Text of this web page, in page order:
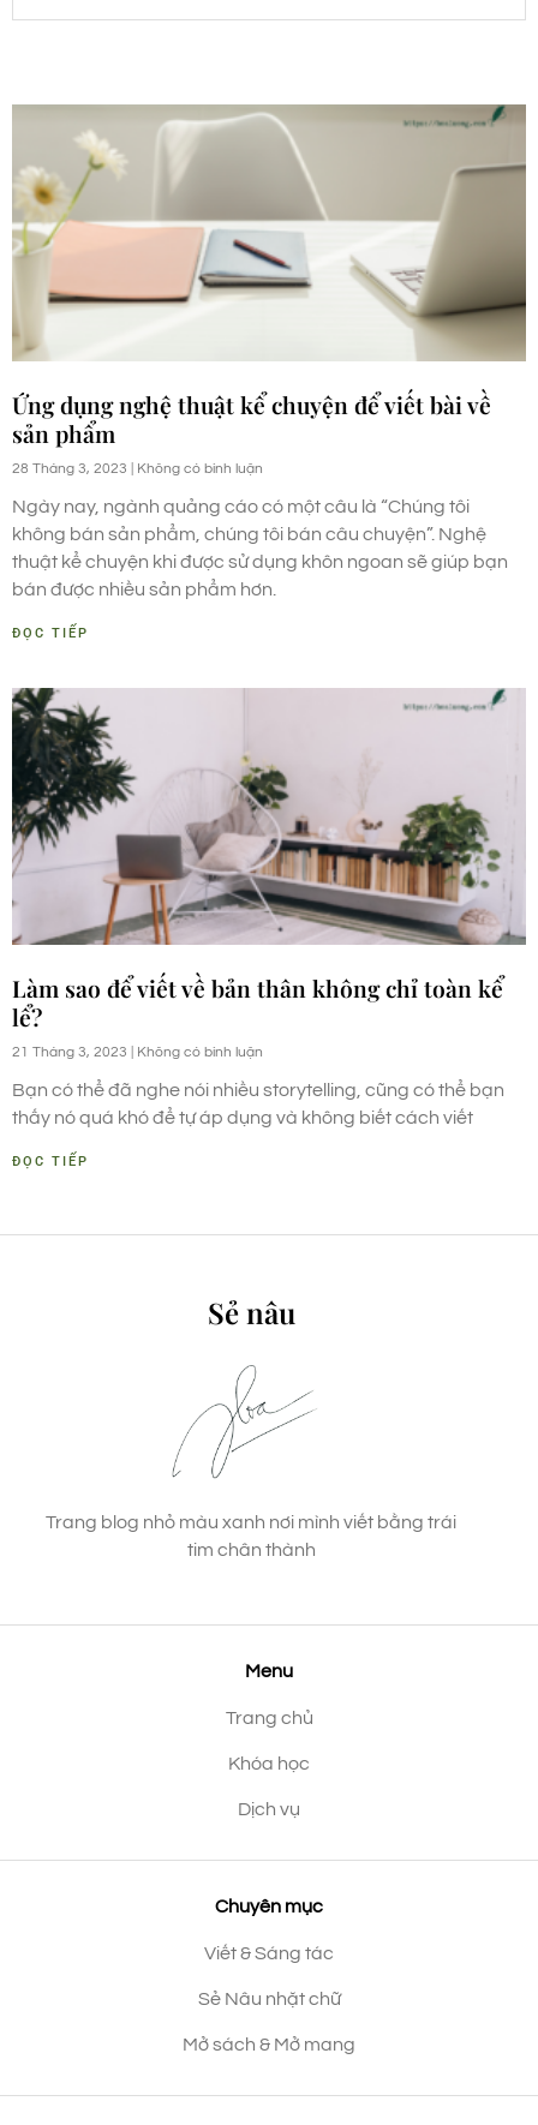
Ứng dụng nghệ thuật kể chuyện để viết bài về
sản phẩm
28 Tháng 3, 2023 Không có bình luận
Ngày nay, ngành quảng cáo có một câu là “Chúng tôi
không bán sản phẩm, chúng tôi bán câu chuyện”. Nghệ
thuật kể chuyện khi được sử dụng khôn ngoan sẽ giúp bạn
bán được nhiều sản phẩm hơn.
ĐỌC TIẾP
Làm sao để viết về bản thân không chỉ toàn kể
lể?
21 Tháng 3, 2023 Không có bình luận
Bạn có thể đã nghe nói nhiều storytelling, cũng có thể bạn
thấy nó quá khó để tự áp dụng và không biết cách viết
ĐỌC TIẾP
Sẻ nâu
Trang blog nhỏ màu xanh nơi mình viết bằng trái
tim chân thành
Menu
Trang chủ
Khóa học
Dịch vụ
Chuyên mục
Viết & Sáng tác
Sẻ Nâu nhặt chữ
Mở sách & Mở mang